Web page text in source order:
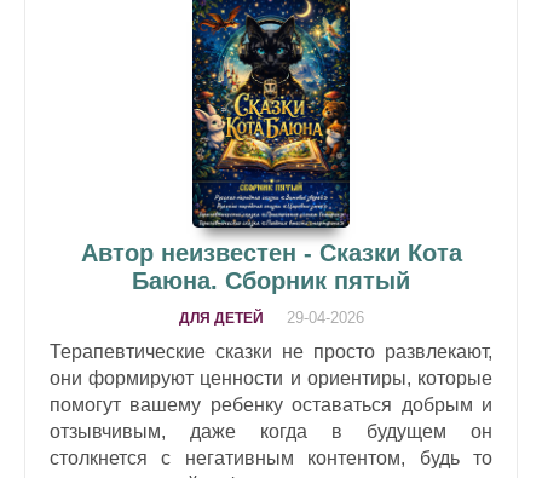
Автор неизвестен - Сказки Кота
Баюна. Сборник пятый
ДЛЯ ДЕТЕЙ 29-04-2026
Терапевтические сказки не просто развлекают,
они формируют ценности и ориентиры, которые
помогут вашему ребенку оставаться добрым и
отзывчивым, даже когда в будущем он
столкнется с негативным контентом, будь то